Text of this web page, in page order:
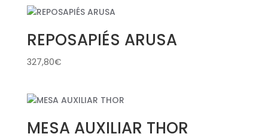
REPOSAPIÉS ARUSA
327,80€
MESA AUXILIAR THOR